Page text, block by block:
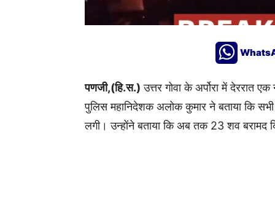
पणजी,(हि.स.) उत्तर गोवा के अर्पोरा में देररात
पुलिस महानिदेशक अलोक कुमार ने बताया कि
लगी। उन्होंने बताया कि अब तक 23 शव बरामद